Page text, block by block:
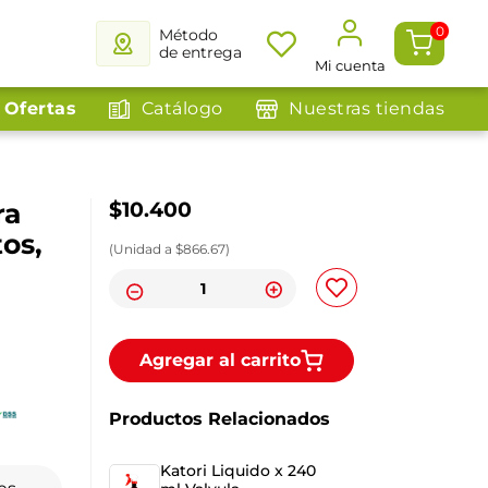
Método
de entrega
Mi cuenta
0
Ofertas Catálogo Nuestras tiendas
$10.400
(Unidad a $866.67)
Agregar al carrito
Productos Relacionados
Katori Liquido x 240